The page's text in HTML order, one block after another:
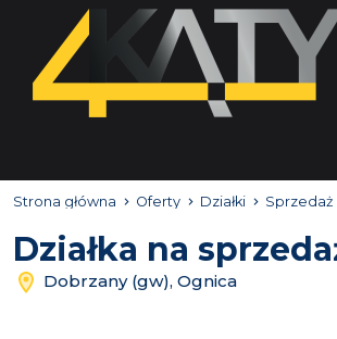
Strona główna Oferty Działki Sprzedaż
Działka na
Dobrzany (gw), Ognica